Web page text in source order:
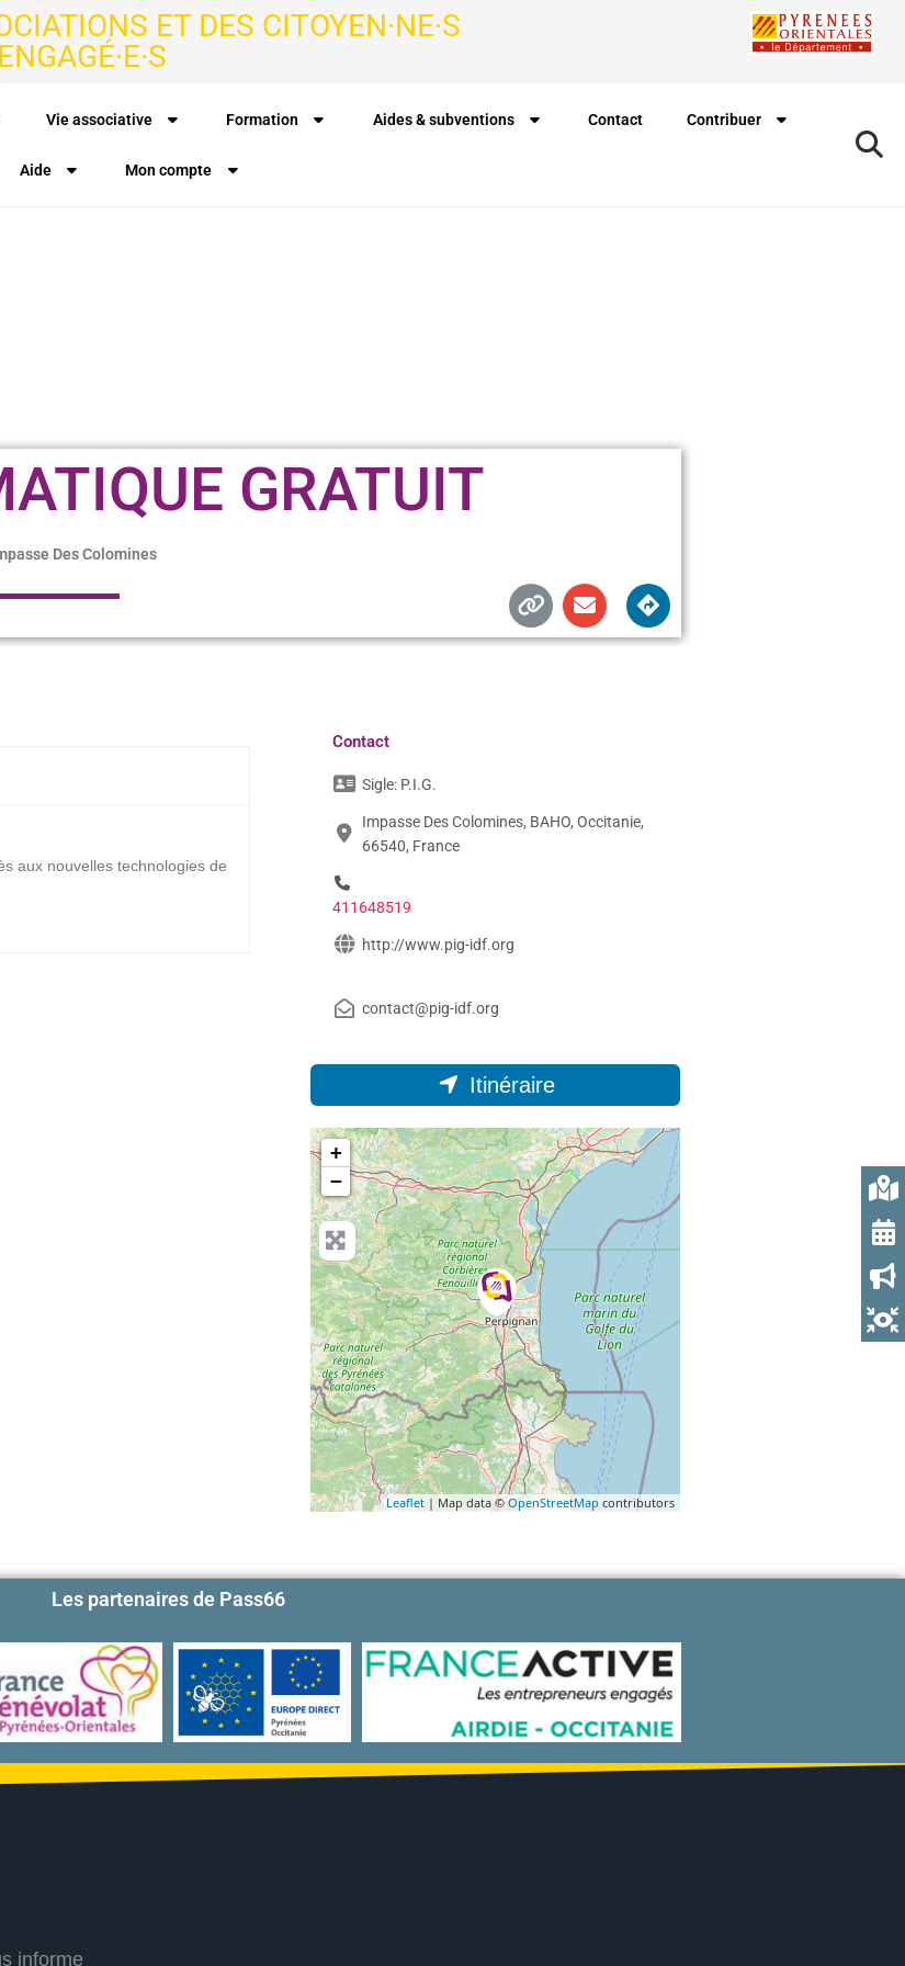
ET DES CITOYEN·NE·S
ENGAGÉ·E·S
Vie associative Formation Aides & subventions Contact Contribuer
Aide Mon compte
GRATUIT
Des Colomines
aux nouvelles technologies de
Contact
Sigle: P.I.G.
Impasse Des Colomines, BAHO, Occitanie,
66540, France
411648519
http://www.pig-idf.org
contact@pig-idf.org
Itinéraire
+
−
Leaflet | Map data ©OpenStreetMap contributors
Les partenaires de Pass66
informe